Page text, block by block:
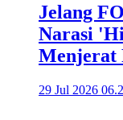
Jelang
Narasi
Menjerat
29 Jul 2026